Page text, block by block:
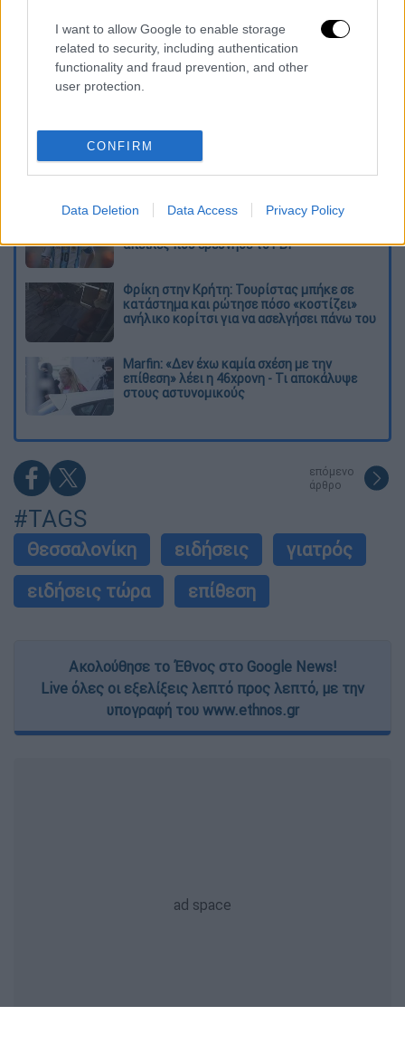
I want to allow Google to enable storage
related to security, including authentication
functionality and fraud prevention, and other
user protection.
CONFIRM
Data Deletion Data Access Privacy Policy
Επιστήμονες ανακάλυψαν τον τέταρτο
γνωστό τύπο μεταδοτικού καρκίνου στον
Μουντιάλ 2026: «Θα ανατινάξω τον Μέσι με
απειλές που ερεύνησε το FBI
Φρίκη στην Κρήτη: Τουρίστας μπήκε σε
κατάστημα και ρώτησε πόσο «κοστίζει»
ανήλικο κορίτσι για να ασελγήσει πάνω του
Marfin: «Δεν έχω καμία σχέση με την
επίθεση» λέει η 46χρονη - Τι αποκάλυψε
στους αστυνομικούς
επόμενο
άρθρο
#TAGS
Θεσσαλονίκη ειδήσεις
γιατρός
ειδήσεις τώρα
επίθεση
Ακολούθησε το Έθνος στο Google News!
Live όλες οι εξελίξεις λεπτό προς λεπτό, με την
υπογραφή του www.ethnos.gr